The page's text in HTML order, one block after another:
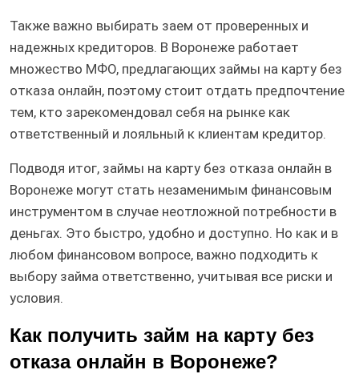
Также важно выбирать заем от проверенных и
надежных кредиторов. В Воронеже работает
множество МФО, предлагающих займы на карту без
отказа онлайн, поэтому стоит отдать предпочтение
тем, кто зарекомендовал себя на рынке как
ответственный и лояльный к клиентам кредитор.
Подводя итог, займы на карту без отказа онлайн в
Воронеже могут стать незаменимым финансовым
инструментом в случае неотложной потребности в
деньгах. Это быстро, удобно и доступно. Но как и в
любом финансовом вопросе, важно подходить к
выбору займа ответственно, учитывая все риски и
условия.
Как получить займ на карту без
отказа онлайн в Воронеже?